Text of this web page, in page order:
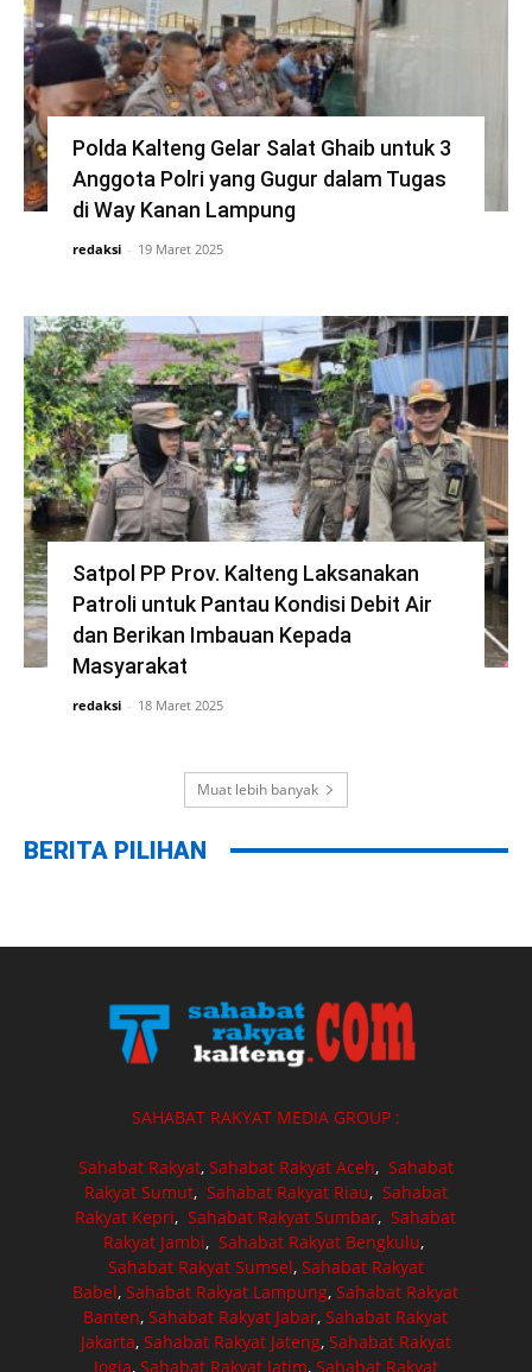
Polda Kalteng Gelar Salat Ghaib untuk 3
Anggota Polri yang Gugur dalam Tugas
di Way Kanan Lampung
redaksi - 19 Maret 2025
Satpol PP Prov. Kalteng Laksanakan
Patroli untuk Pantau Kondisi Debit Air
dan Berikan Imbauan Kepada
Masyarakat
redaksi - 18 Maret 2025
Muat lebih banyak
BERITA PILIHAN
SAHABAT RAKYAT MEDIA GROUP :
Sahabat Rakyat, Sahabat Rakyat Aceh, Sahabat
Rakyat Sumut, Sahabat Rakyat Riau, Sahabat
Rakyat Kepri,Sahabat Rakyat Sumbar,Sahabat
Rakyat Jambi, Sahabat Rakyat Bengkulu,
Sahabat Rakyat Sumsel, Sahabat Rakyat
Babel,Sahabat Rakyat Lampung,Sahabat Rakyat
Banten,Sahabat Rakyat Jabar,Sahabat Rakyat
Jakarta, Sahabat Rakyat Jateng, Sahabat Rakyat
Jogja, Sahabat Rakyat Jatim, Sahabat Rakyat